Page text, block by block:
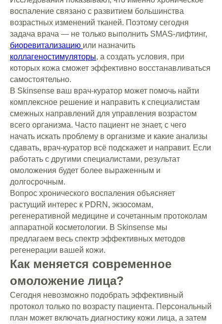
воспаление связано с развитием большинства
возрастных изменений тканей. Поэтому сегодня
задача врача — не только выполнить SMAS-лифтинг,
биоревитализацию или назначить
коллагеностимуляторы, а создать условия, при
которых кожа сможет эффективно восстанавливаться
самостоятельно.
В Skinsense ваш врач-куратор может помочь найти
комплексное решение и направить к специалистам
смежных направлений для управления возрастом
всего организма. Часто пациент не знает, с чего
начать искать проблему в организме и какие анализы
сдавать, врач-куратор всё подскажет и направит. Если
работать с другими специалистами, результат
омоложения будет более выраженным и
долгосрочным.
Вопрос хронического воспаления объясняет
растущий интерес к PDRN, экзосомам,
регенеративной медицине и сочетанным протоколам
аппаратной косметологии. В Skinsense мы
предлагаем весь спектр эффективных методов
регенерации вашей кожи.
Как меняется современное
омоложение лица?
Сегодня невозможно подобрать эффективный
протокол только по возрасту пациента. Персональный
план может включать диагностику кожи лица, а затем
Я даюсогласиена направление мне информационных и
Отправить
Крутить